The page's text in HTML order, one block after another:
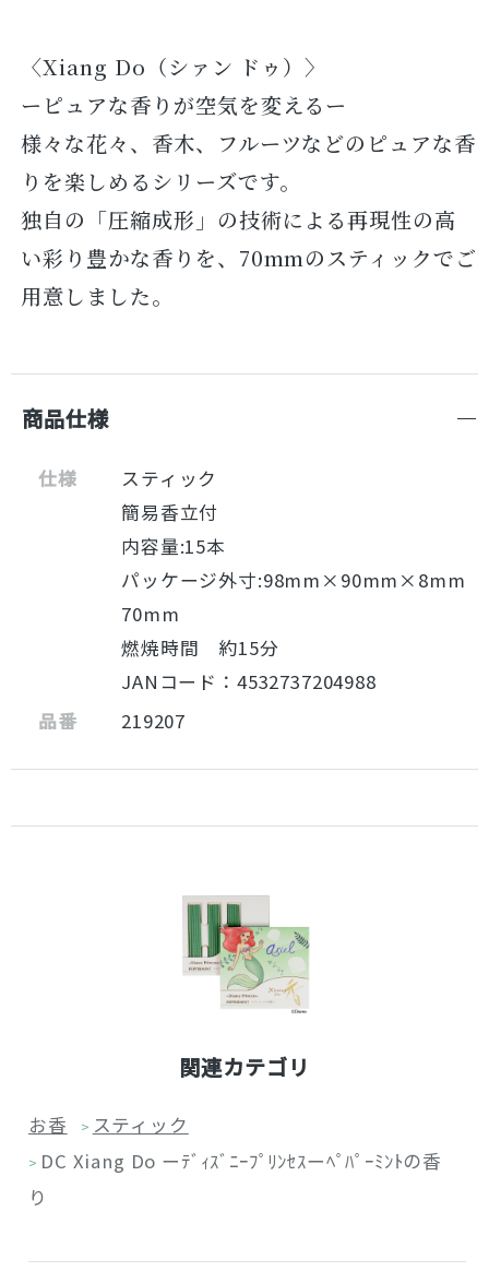
〈Xiang Do（シァン ドゥ）〉
ーピュアな香りが空気を変えるー
様々な花々、香木、フルーツなどのピュアな香
りを楽しめるシリーズです。
独自の「圧縮成形」の技術による再現性の高
い彩り豊かな香りを、70mmのスティックでご
用意しました。
商品仕様
仕様
スティック
簡易香立付
内容量:15本
パッケージ外寸:98mm×90mm×8mm
70mm
燃焼時間 約15分
JANコード：4532737204988
品番
219207
関連カテゴリ
お香 > スティック
> DC Xiang Do ーﾃﾞｨｽﾞﾆｰﾌﾟﾘﾝｾｽーﾍﾟﾊﾟｰﾐﾝﾄの香
り